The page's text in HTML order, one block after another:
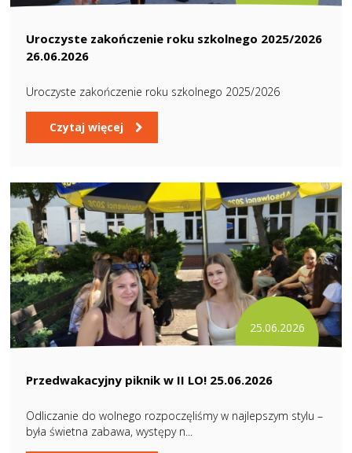
Uroczyste zakończenie roku szkolnego 2025/2026
26.06.2026
Uroczyste zakończenie roku szkolnego 2025/2026
Czytaj więcej
25.06.2026
Przedwakacyjny piknik w II LO! 25.06.2026
Odliczanie do wolnego rozpoczęliśmy w najlepszym stylu –
była świetna zabawa, występy n...